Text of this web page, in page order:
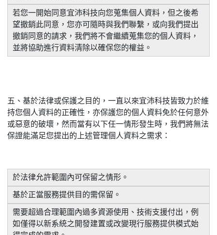
若您一開始同意宜沛科技向您蒐集個人資料，但之後希
望撤銷此同意，您亦可隨時與我們聯繫，或向我們提出
撤銷同意的請求，我們將不會繼續蒐集您的個人資料，
並將協助進行資料清除以確保您的權益。
五、基於法律或保護之目的，一直以來宜沛科技皆致力於維
持您個人資料的正確性，亦保護您的個人資料免於任何意外
或惡意的破壞，然而當有以下任一情形發生時，我們將無法
保證能滿足您提出的上述管理個人資料之需求：
於法律允許範圍內可保留之情形。
基於正當服務提供目的需保留。
需要超過合理範圍內過多資源使用、技術支援付出，例
如僅得以新系統之開發建置或改變現行服務提供模式始